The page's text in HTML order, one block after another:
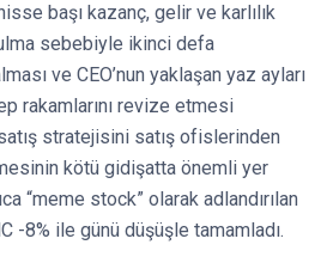
başı kazanç, gelir ve karlılık
sebebiyle ikinci defa
ve CEO’nun yaklaşan yaz ayları
rakamlarını revize etmesi
stratejisini satış ofislerinden
kötü gidişatta önemli yer
“meme stock” olarak adlandırılan
-8% ile günü düşüşle tamamladı.